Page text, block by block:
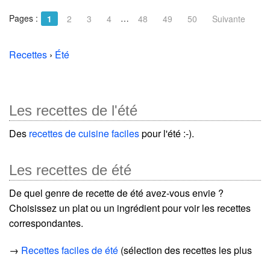
Pages : 1 2 3 4 … 48 49 50 Suivante
Recettes › Été
Les recettes de l'été
Des recettes de cuisine facilespour l'été :-).
Les recettes de été
De quel genre de recette de été avez-vous envie ?
Choisissez un plat ou un ingrédient pour voir les recettes
correspondantes.
→ Recettes faciles de été (sélection des recettes les plus